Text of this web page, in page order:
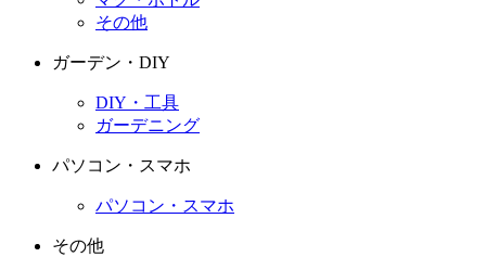
その他
ガーデン・DIY
DIY・工具
ガーデニング
パソコン・スマホ
パソコン・スマホ
その他